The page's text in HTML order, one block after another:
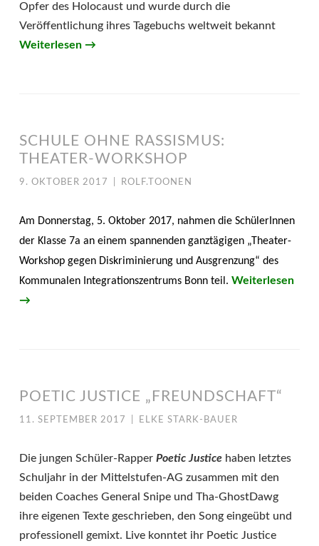
Opfer des Holocaust und wurde durch die
Veröffentlichung ihres Tagebuchs weltweit bekannt
Weiterlesen →
SCHULE OHNE RASSISMUS:
THEATER-WORKSHOP
9. OKTOBER 2017 ROLF.TOONEN
Am Donnerstag, 5. Oktober 2017, nahmen die SchülerInnen
der Klasse 7a an einem spannenden ganztägigen „Theater-
Workshop gegen Diskriminierung und Ausgrenzung“ des
Kommunalen Integrationszentrums Bonn teil. Weiterlesen
→
POETIC JUSTICE „FREUNDSCHAFT“
11. SEPTEMBER 2017 ELKE STARK-BAUER
Die jungen Schüler-Rapper Poetic Justice haben letztes
Schuljahr in der Mittelstufen-AG zusammen mit den
beiden Coaches General Snipe und Tha-GhostDawg
ihre eigenen Texte geschrieben, den Song eingeübt und
professionell gemixt. Live konntet ihr Poetic Justice